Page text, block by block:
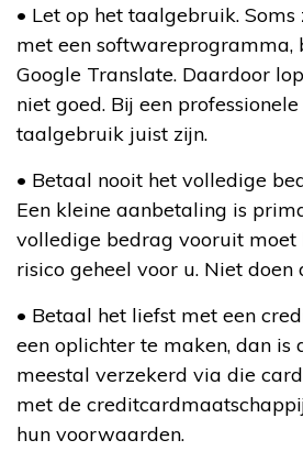
• Let op het taalgebruik.
met een softwareprogramma,
Google Translate. Daardoor
niet goed. Bij een
taalgebruik juist zijn.
• Betaal nooit het volledige
Een kleine aanbetaling is
volledige bedrag vooruit moet
risico geheel voor u. Niet doen
• Betaal het liefst met een
een oplichter te maken, dan is
meestal verzekerd via die
met de
hun voorwaarden.